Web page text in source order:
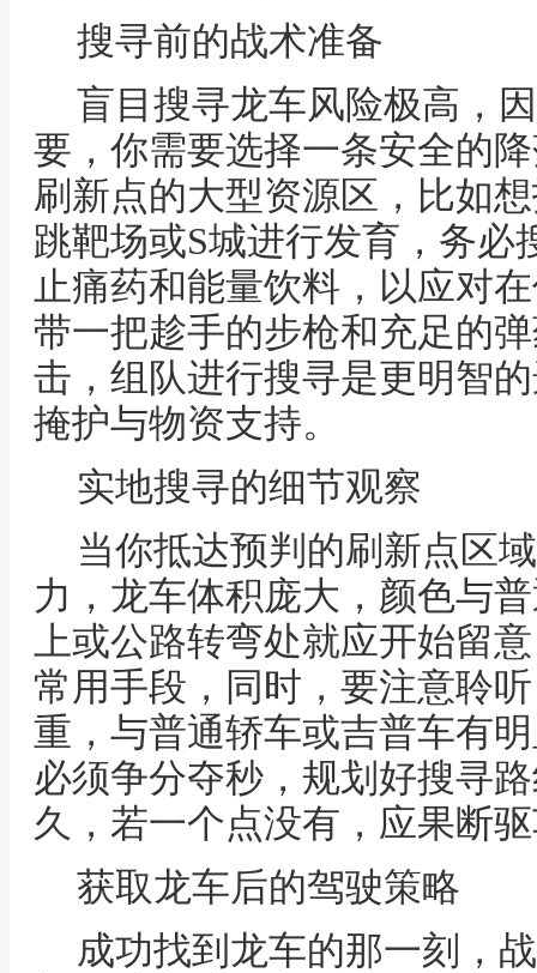
搜寻前的战术准备
盲目搜寻龙车风险极高，
要，你需要选择一条安全的
刷新点的大型资源区，比如
跳靶场或S城进行发育，务必
止痛药和能量饮料，以应对
带一把趁手的步枪和充足的
击，组队进行搜寻是更明智
掩护与物资支持。
实地搜寻的细节观察
当你抵达预判的刷新点区
力，龙车体积庞大，颜色与
上或公路转弯处就应开始留
常用手段，同时，要注意聆
重，与普通轿车或吉普车有
必须争分夺秒，规划好搜寻
久，若一个点没有，应果断
获取龙车后的驾驶策略
成功找到龙车的那一刻，